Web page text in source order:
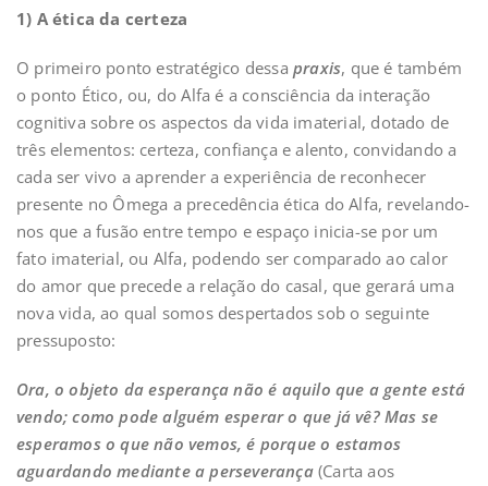
1) A ética da certeza
O primeiro ponto estratégico dessa praxis, que é também
o ponto Ético, ou, do Alfa é a consciência da interação
cognitiva sobre os aspectos da vida imaterial, dotado de
três elementos: certeza, confiança e alento, convidando a
cada ser vivo a aprender a experiência de reconhecer
presente no Ômega a precedência ética do Alfa, revelando-
nos que a fusão entre tempo e espaço inicia-se por um
fato imaterial, ou Alfa, podendo ser comparado ao calor
do amor que precede a relação do casal, que gerará uma
nova vida, ao qual somos despertados sob o seguinte
pressuposto:
Ora, o objeto da esperança não é aquilo que a gente está
vendo; como pode alguém esperar o que já vê? Mas se
esperamos o que não vemos, é porque o estamos
aguardando mediante a perseverança (Carta aos